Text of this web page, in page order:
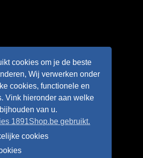
cookies om je de beste
Wij verwerken onder
cookies, functionele en
Vink hieronder aan welke
van u.
1891Shop.be gebruikt.
cookiescookies